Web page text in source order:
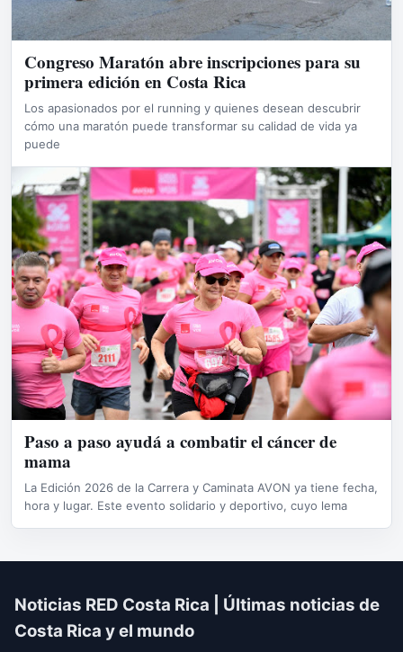
Congreso Maratón abre inscripciones para su
primera edición en Costa Rica
Los apasionados por el running y quienes desean descubrir
cómo una maratón puede transformar su calidad de vida ya
puede
Paso a paso ayudá a combatir el cáncer de
mama
La Edición 2026 de la Carrera y Caminata AVON ya tiene fecha,
hora y lugar. Este evento solidario y deportivo, cuyo lema
Noticias RED Costa Rica | Últimas noticias de
Costa Rica y el mundo